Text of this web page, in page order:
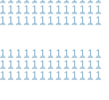
1 1 1 1 1 1 1 1 1 1 1 1 1
1 1 1 1 1 1 1 1 1 1 1 1 1
1 1 1 1 1 1 1 1 1 1 1 1 1
1 1 1 1 1 1 1 1 1 1 1 1 1
1 1 1 1 1 1 1 1 1 1 1 1 1